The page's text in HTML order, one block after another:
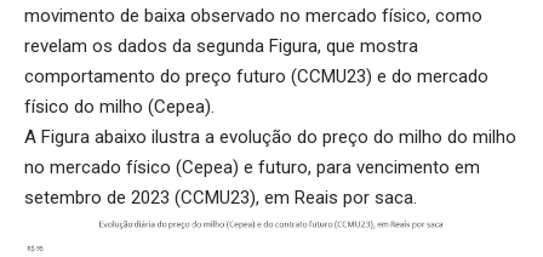
movimento de baixa observado no mercado físico, como
revelam os dados da segunda Figura, que mostra
comportamento do preço futuro (CCMU23) e do mercado
físico do milho (Cepea).
A Figura abaixo ilustra a evolução do preço do milho do milho
no mercado físico (Cepea) e futuro, para vencimento em
setembro de 2023 (CCMU23), em Reais por saca.